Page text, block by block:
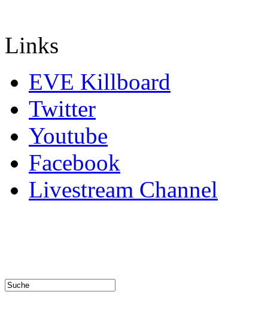
Links
EVE Killboard
Twitter
Youtube
Facebook
Livestream Channel